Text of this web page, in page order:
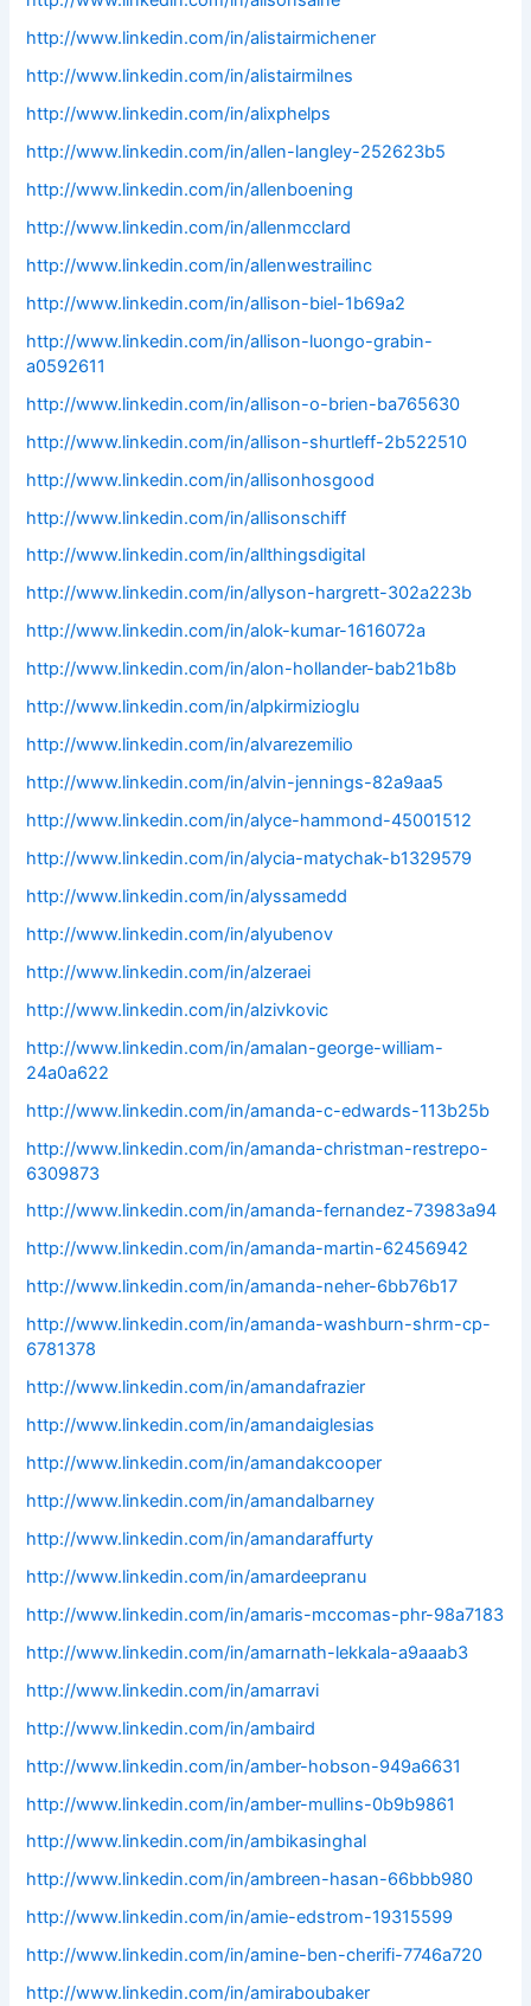
http://www.linkedin.com/in/alistairmichener
http://www.linkedin.com/in/alistairmilnes
http://www.linkedin.com/in/alixphelps
http://www.linkedin.com/in/allen-langley-252623b5
http://www.linkedin.com/in/allenboening
http://www.linkedin.com/in/allenmcclard
http://www.linkedin.com/in/allenwestrailinc
http://www.linkedin.com/in/allison-biel-1b69a2
http://www.linkedin.com/in/allison-luongo-grabin-
a0592611
http://www.linkedin.com/in/allison-o-brien-ba765630
http://www.linkedin.com/in/allison-shurtleff-2b522510
http://www.linkedin.com/in/allisonhosgood
http://www.linkedin.com/in/allisonschiff
http://www.linkedin.com/in/allthingsdigital
http://www.linkedin.com/in/allyson-hargrett-302a223b
http://www.linkedin.com/in/alok-kumar-1616072a
http://www.linkedin.com/in/alon-hollander-bab21b8b
http://www.linkedin.com/in/alpkirmizioglu
http://www.linkedin.com/in/alvarezemilio
http://www.linkedin.com/in/alvin-jennings-82a9aa5
http://www.linkedin.com/in/alyce-hammond-45001512
http://www.linkedin.com/in/alycia-matychak-b1329579
http://www.linkedin.com/in/alyssamedd
http://www.linkedin.com/in/alyubenov
http://www.linkedin.com/in/alzeraei
http://www.linkedin.com/in/alzivkovic
http://www.linkedin.com/in/amalan-george-william-
24a0a622
http://www.linkedin.com/in/amanda-c-edwards-113b25b
http://www.linkedin.com/in/amanda-christman-restrepo-
6309873
http://www.linkedin.com/in/amanda-fernandez-73983a94
http://www.linkedin.com/in/amanda-martin-62456942
http://www.linkedin.com/in/amanda-neher-6bb76b17
http://www.linkedin.com/in/amanda-washburn-shrm-cp-
6781378
http://www.linkedin.com/in/amandafrazier
http://www.linkedin.com/in/amandaiglesias
http://www.linkedin.com/in/amandakcooper
http://www.linkedin.com/in/amandalbarney
http://www.linkedin.com/in/amandaraffurty
http://www.linkedin.com/in/amardeepranu
http://www.linkedin.com/in/amaris-mccomas-phr-98a7183
http://www.linkedin.com/in/amarnath-lekkala-a9aaab3
http://www.linkedin.com/in/amarravi
http://www.linkedin.com/in/ambaird
http://www.linkedin.com/in/amber-hobson-949a6631
http://www.linkedin.com/in/amber-mullins-0b9b9861
http://www.linkedin.com/in/ambikasinghal
http://www.linkedin.com/in/ambreen-hasan-66bbb980
http://www.linkedin.com/in/amie-edstrom-19315599
http://www.linkedin.com/in/amine-ben-cherifi-7746a720
http://www.linkedin.com/in/amiraboubaker